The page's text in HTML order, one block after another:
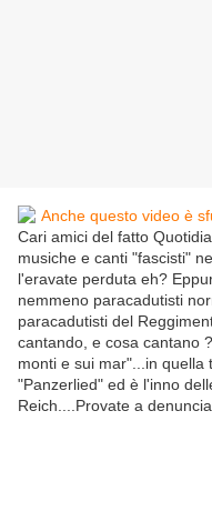
Cari amici del fatto
musiche e canti "fascisti"
l'eravate perduta eh?
nemmeno paracadutisti
paracadutisti del
cantando, e cosa cantano
monti e sui mar"...in quella
"Panzerlied" ed è l'inno
Reich....Provate a